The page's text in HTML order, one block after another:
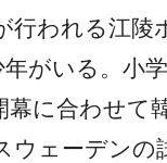
われる江陵
がいる。小学
に合わせて
ウェーデンの